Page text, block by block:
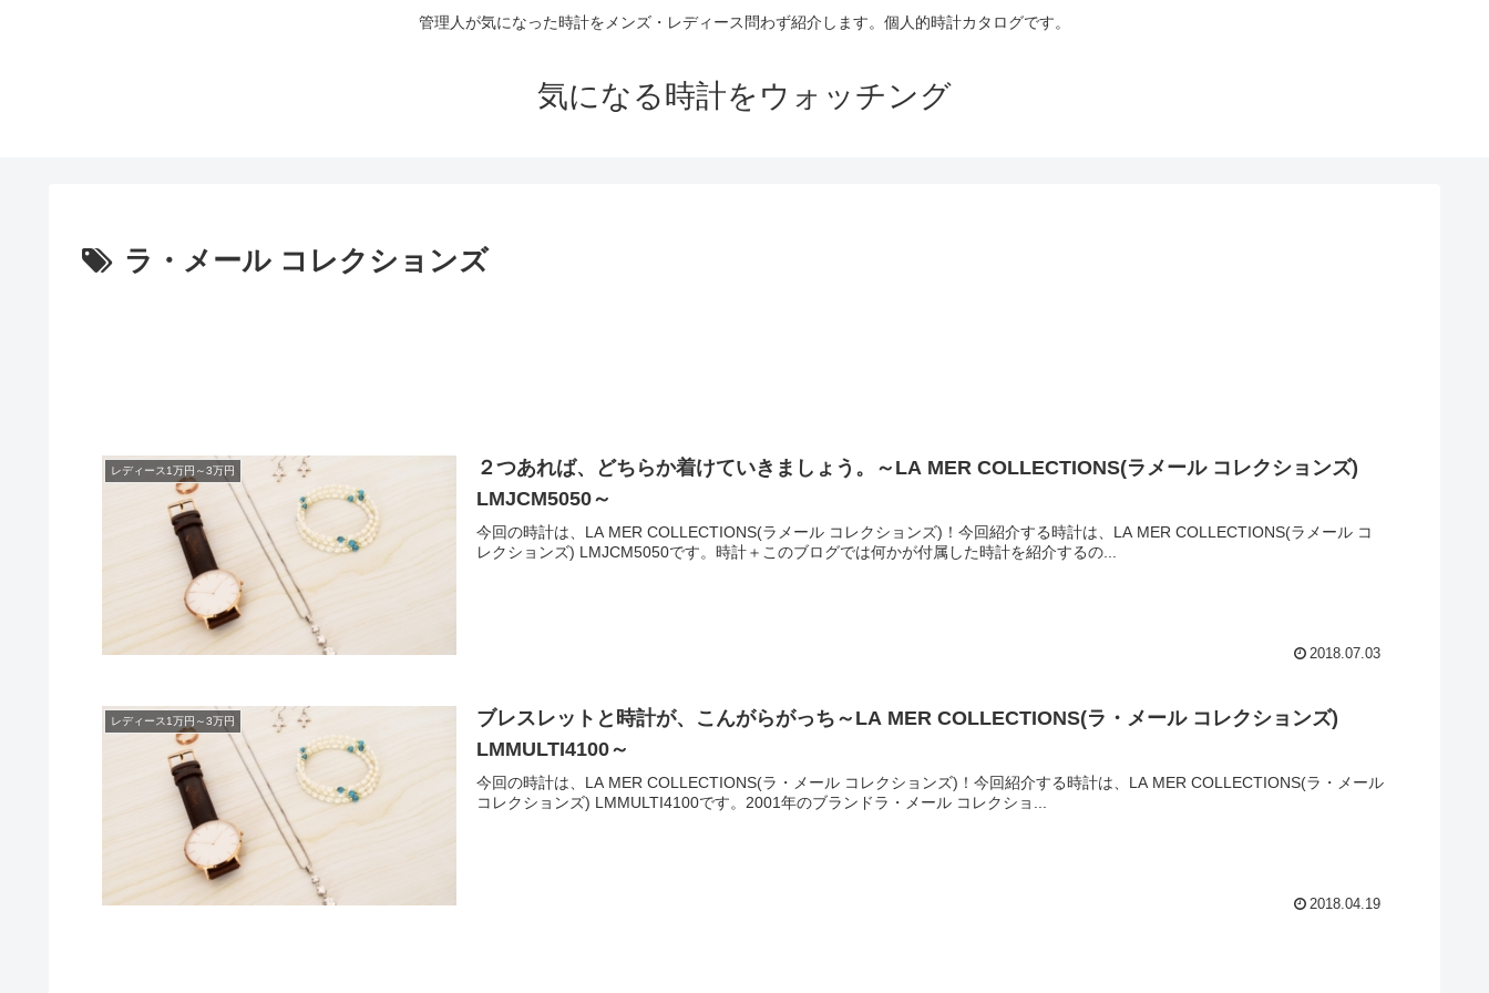
管理人が気になった時計をメンズ・レディース問わず紹介します。個人的時計カタログです。
気になる時計をウォッチング
ラ・メール コレクションズ
レディース1万円～3万円
２つあれば、どちらか着けていきましょう。～LA MER COLLECTIONS(ラメール コレクションズ)
LMJCM5050～
今回の時計は、LA MER COLLECTIONS(ラメール コレクションズ)！今回紹介する時計は、LA MER COLLECTIONS(ラメール コ
レクションズ) LMJCM5050です。時計＋このブログでは何かが付属した時計を紹介するの...
2018.07.03
レディース1万円～3万円
ブレスレットと時計が、こんがらがっち～LA MER COLLECTIONS(ラ・メール コレクションズ)
LMMULTI4100～
今回の時計は、LA MER COLLECTIONS(ラ・メール コレクションズ)！今回紹介する時計は、LA MER COLLECTIONS(ラ・メール
コレクションズ) LMMULTI4100です。2001年のブランドラ・メール コレクショ...
2018.04.19